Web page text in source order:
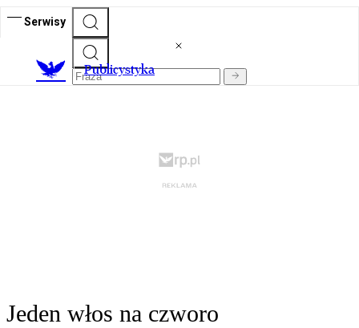
Serwisy
Publicystyka
Jeden włos na czworo